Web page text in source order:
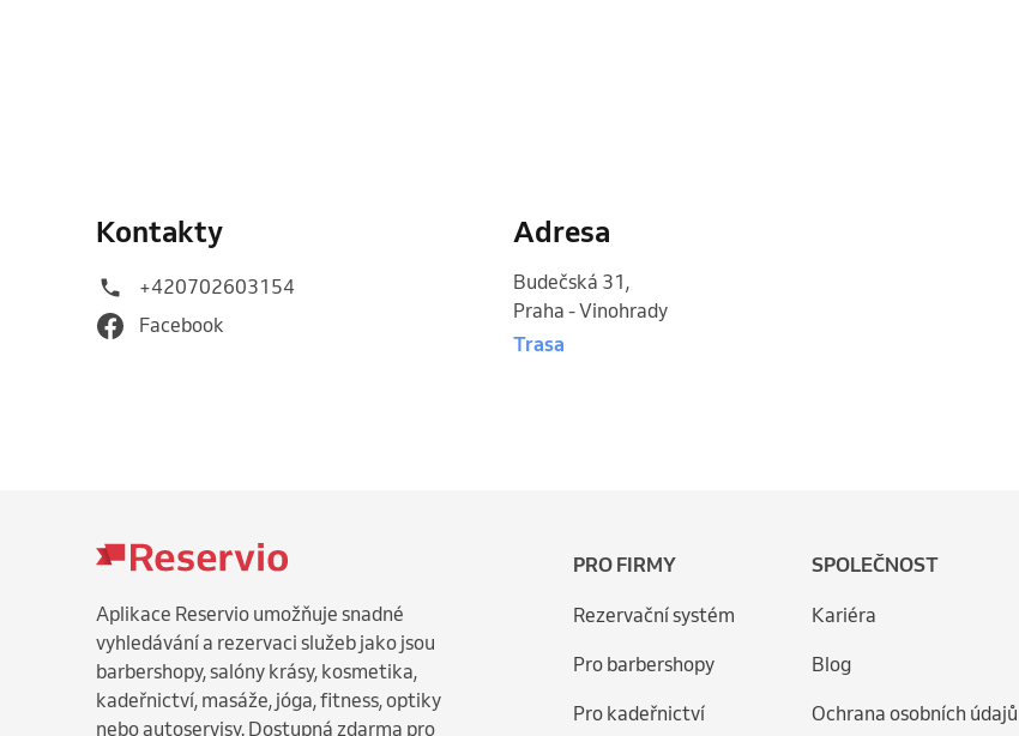
Kontakty
+420702603154
Facebook
Adresa
Budečská 31 ,
Praha - Vinohrady
Trasa
Aplikace Reservio umožňuje snadné
vyhledávání a rezervaci služeb jako jsou
barbershopy, salóny krásy, kosmetika,
kadeřnictví, masáže, jóga, fitness, optiky
nebo autoservisy. Dostupná zdarma pro
PRO FIRMY
Rezervační systém
Pro barbershopy
Pro kadeřnictví
SPOLEČNOST
Kariéra
Blog
Ochrana osobních údajů